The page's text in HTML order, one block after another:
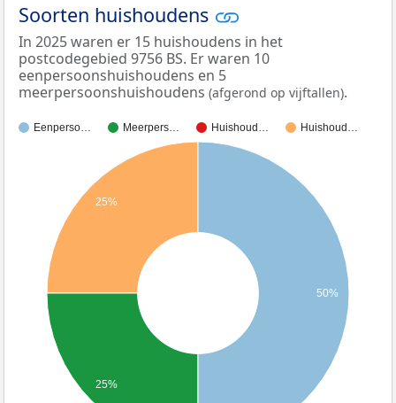
Soorten huishoudens
In 2025 waren er 15 huishoudens in het
postcodegebied 9756 BS. Er waren 10
eenpersoonshuishoudens en 5
meerpersoonshuishoudens (afgerond op vijftallen).
Eenperso… Meerpers… Huishoud… Huishoud…
25%
25%
50%